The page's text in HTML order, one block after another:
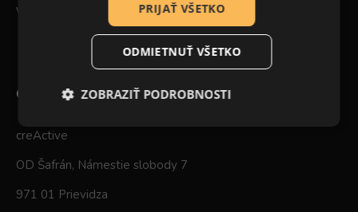
Veľkoobchod
OSOBNÝ ODBER
creActive
OD Šafrán, Námestie slobody 7
971 01 Prievidza
PRIJAŤ VŠETKO
ODMIETNUŤ VŠETKO
ZOBRAZIŤ PODROBNOSTI